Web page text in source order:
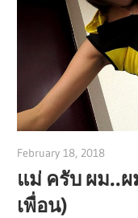
February 18, 2018
แม่ ครับ ผม..
เพื่อน)